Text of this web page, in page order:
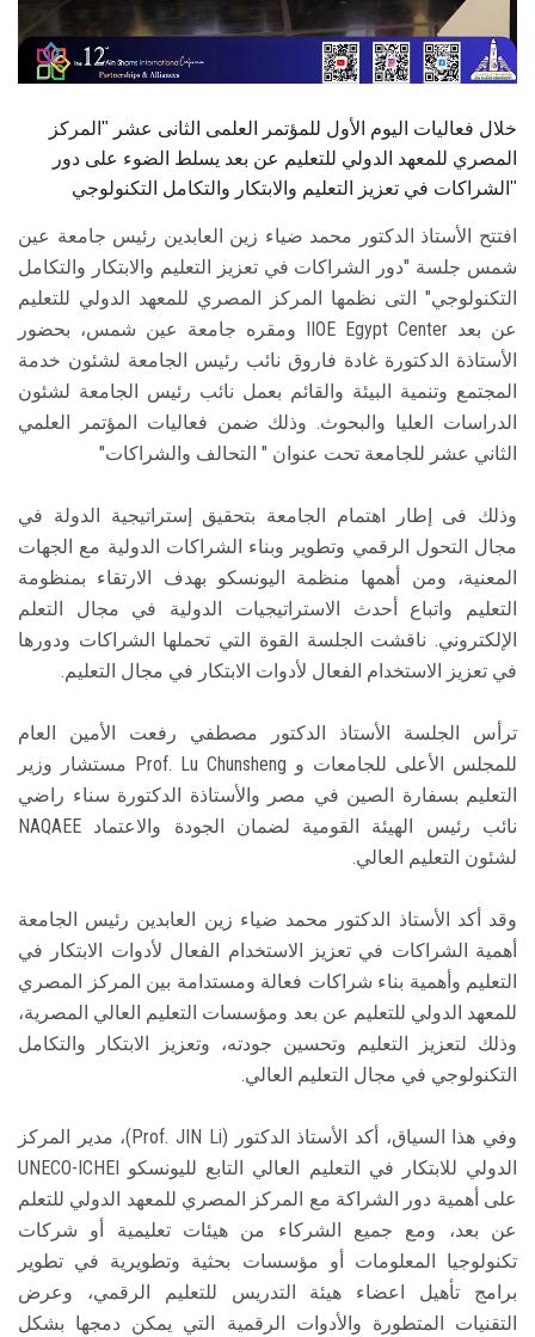
سجل الان
خلال فعاليات اليوم الأول للمؤتمر العلمى الثانى عشر "المركز
المصري للمعهد الدولي للتعليم عن بعد يسلط الضوء على دور
الشراكات في تعزيز التعليم والابتكار والتكامل التكنولوجي"
افتتح الأستاذ الدكتور محمد ضياء زين العابدين رئيس جامعة عين
شمس جلسة "دور الشراكات في تعزيز التعليم والابتكار والتكامل
التكنولوجي" التى نظمها المركز المصري للمعهد الدولي للتعليم
عن بعد IIOE Egypt Center ومقره جامعة عين شمس، بحضور
الأستاذة الدكتورة غادة فاروق نائب رئيس الجامعة لشئون خدمة
المجتمع وتنمية البيئة والقائم بعمل نائب رئيس الجامعة لشئون
الدراسات العليا والبحوث. وذلك ضمن فعاليات المؤتمر العلمي
الثاني عشر للجامعة تحت عنوان " التحالف والشراكات"
وذلك فى إطار اهتمام الجامعة بتحقيق إستراتيجية الدولة في
مجال التحول الرقمي وتطوير وبناء الشراكات الدولية مع الجهات
المعنية، ومن أهمها منظمة اليونسكو بهدف الارتقاء بمنظومة
التعليم واتباع أحدث الاستراتيجيات الدولية في مجال التعلم
الإلكتروني. ناقشت الجلسة القوة التي تحملها الشراكات ودورها
في تعزيز الاستخدام الفعال لأدوات الابتكار في مجال التعليم.
ترأس الجلسة الأستاذ الدكتور مصطفي رفعت الأمين العام
للمجلس الأعلى للجامعات و Prof. Lu Chunsheng مستشار وزير
التعليم بسفارة الصين في مصر والأستاذة الدكتورة سناء راضي
نائب رئيس الهيئة القومية لضمان الجودة والاعتماد NAQAEE
لشئون التعليم العالي.
وقد أكد الأستاذ الدكتور محمد ضياء زين العابدين رئيس الجامعة
أهمية الشراكات في تعزيز الاستخدام الفعال لأدوات الابتكار في
التعليم وأهمية بناء شراكات فعالة ومستدامة بين المركز المصري
للمعهد الدولي للتعليم عن بعد ومؤسسات التعليم العالي المصرية،
وذلك لتعزيز التعليم وتحسين جودته، وتعزيز الابتكار والتكامل
التكنولوجي في مجال التعليم العالي.
وفي هذا السياق، أكد الأستاذ الدكتور (Prof. JIN Li)، مدير المركز
الدولي للابتكار في التعليم العالي التابع لليونسكو UNECO-ICHEI
على أهمية دور الشراكة مع المركز المصري للمعهد الدولي للتعلم
عن بعد، ومع جميع الشركاء من هيئات تعليمية أو شركات
تكنولوجيا المعلومات أو مؤسسات بحثية وتطويرية في تطوير
برامج تأهيل اعضاء هيئة التدريس للتعليم الرقمي، وعرض
التقنيات المتطورة والأدوات الرقمية التي يمكن دمجها بشكل